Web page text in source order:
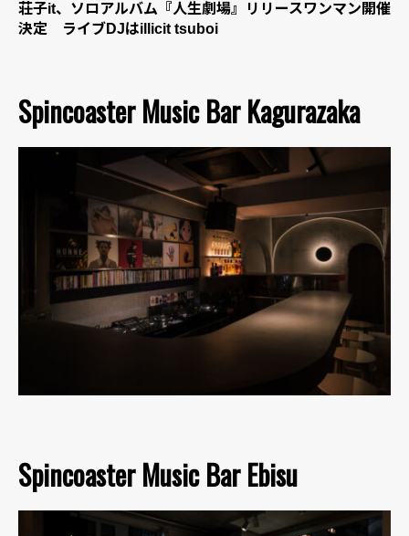
荘子it、ソロアルバム『人生劇場』リリースワンマン開催
決定 ライブDJはillicit tsuboi
Spincoaster Music Bar Kagurazaka
Spincoaster Music Bar Ebisu